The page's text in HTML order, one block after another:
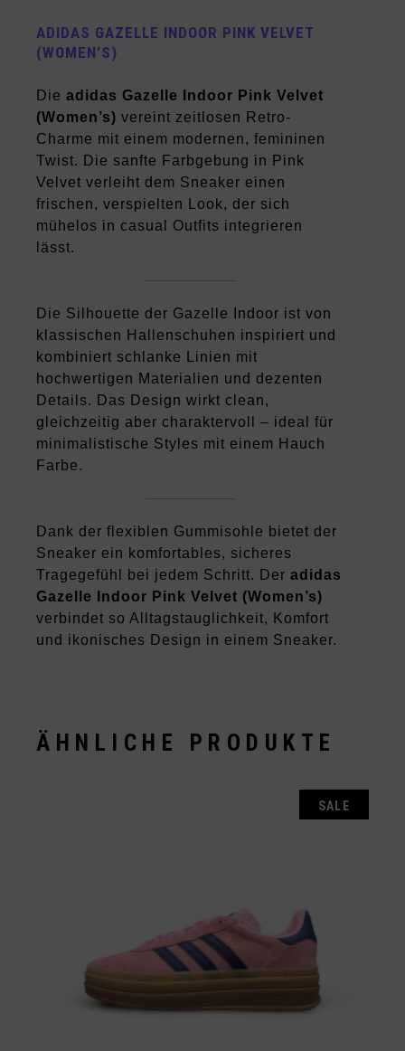
ADIDAS GAZELLE INDOOR PINK VELVET
(WOMEN’S)
Dieadidas Gazelle Indoor Pink Velvet
(Women’s) vereint zeitlosen Retro-
Charme mit einem modernen, femininen
Twist. Die sanfte Farbgebung in Pink
Velvet verleiht dem Sneaker einen
frischen, verspielten Look, der sich
mühelos in casual Outfits integrieren
lässt.
Die Silhouette der Gazelle Indoor ist von
klassischen Hallenschuhen inspiriert und
kombiniert schlanke Linien mit
hochwertigen Materialien und dezenten
Details. Das Design wirkt clean,
gleichzeitig aber charaktervoll – ideal für
minimalistische Styles mit einem Hauch
Farbe.
Dank der flexiblen Gummisohle bietet der
Sneaker ein komfortables, sicheres
Tragegefühl bei jedem Schritt. Deradidas
Gazelle Indoor Pink Velvet (Women’s)
verbindet so Alltagstauglichkeit, Komfort
und ikonisches Design in einem Sneaker.
ÄHNLICHE PRODUKTE
SALE